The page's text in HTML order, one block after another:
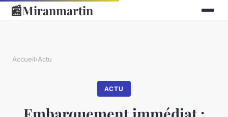
📰Miranmartin
Accueil›Actu
ACTU